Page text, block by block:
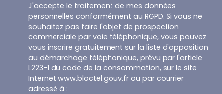
J'accepte le traitement de mes données
personnelles conformément au RGPD. Si vous ne
souhaitez pas faire l'objet de prospection
commerciale par voie téléphonique, vous pouvez
vous inscrire gratuitement sur la liste d'opposition
au démarchage téléphonique, prévu par l'article
L223-1 du code de la consommation, sur le site
Internet www.bloctel.gouv.fr ou par courrier
adressé à :